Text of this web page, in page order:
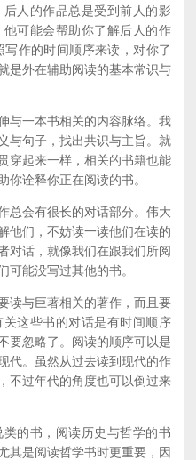
人的作品总是受到前人的影
可能会帮助你了解后人的作
写作的时间顺序来读，对你了
是外在辅助阅读的基本常识与
与一本书相关的内容脉络。我
与句子，找出共识与主旨。就
穿起来一样，相关的书籍也能
你诠释你正在阅读的书。
总会有很长的对话部分。伟大
他们，不妨读一读他们在读的
对话，就像我们在跟我们所阅
可能没写过其他的书。
读与巨著相关的著作，而且要
这些书的对话是有时间顺序
要忽略了。阅读的顺序可以是
代。虽然从过去读到现代的作
不过年代的角度也可以倒过来
的书，阅读历史与哲学的书
其是阅读哲学书时更重要，因